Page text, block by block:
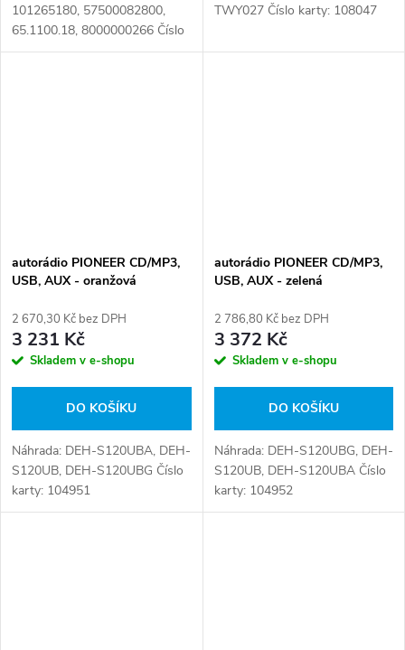
101265180, 57500082800,
65.1100.18, 8000000266 Číslo
karty: 080506
TWY027 Číslo karty: 108047
autorádio PIONEER CD/MP3,
USB, AUX - oranžová
2 670,30 Kč bez DPH
3 231 Kč
Skladem v e-shopu
DO KOŠÍKU
Náhrada: DEH-S120UBA, DEH-
S120UB, DEH-S120UBG Číslo
karty: 104951
autorádio PIONEER CD/MP3,
USB, AUX - zelená
2 786,80 Kč bez DPH
3 372 Kč
Skladem v e-shopu
DO KOŠÍKU
Náhrada: DEH-S120UBG, DEH-
S120UB, DEH-S120UBA Číslo
karty: 104952